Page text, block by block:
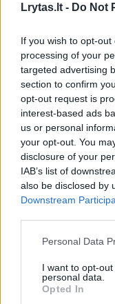
Lrytas.lt - Do Not
If you wish to opt-
processing of your
targeted advertising
section to confirm
opt-out request is
interest-based ads
us or personal
your opt-out. You
disclosure of your
IAB’s list of
also be disclosed by
Downstream
Personal Data
I want to opt-
personal data.
Opted In
„Kuršiai“ – į
– naujai
Serumo ir kitų
Pristatydami
pabrėžia
autoriams.
„Dėkojame
konstruoti, už
dialogui,
Be šių idėjų